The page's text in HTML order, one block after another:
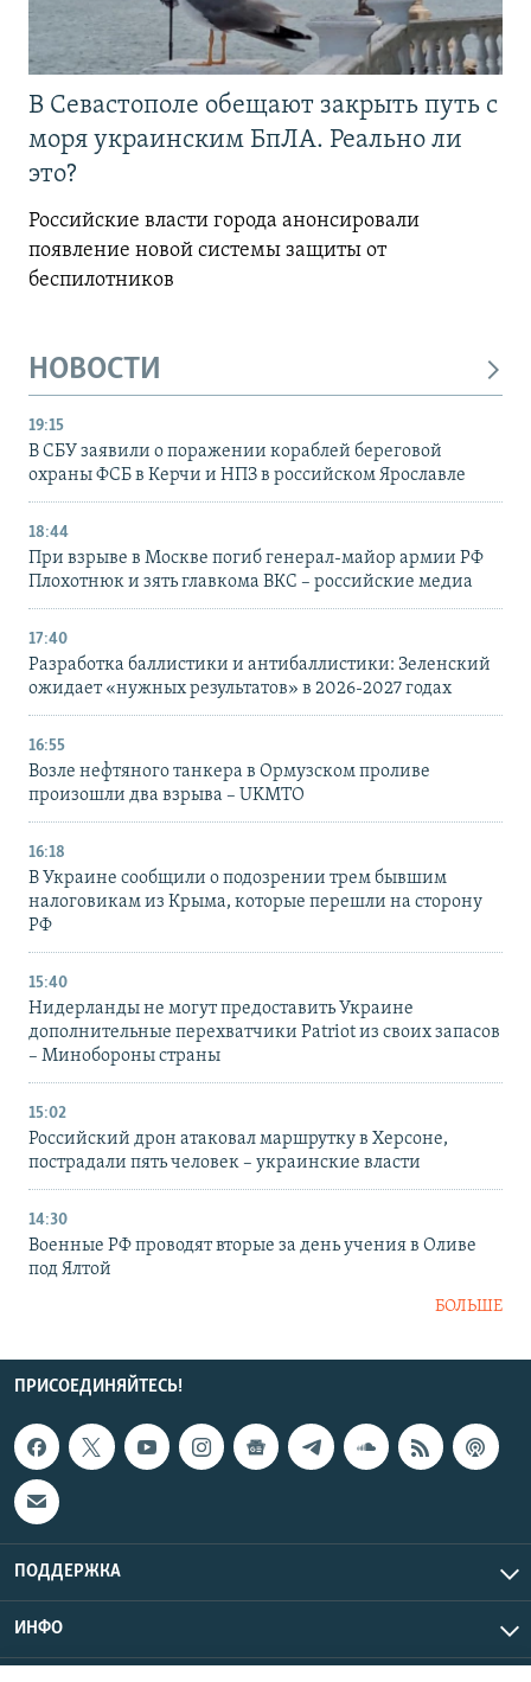
В Севастополе обещают закрыть путь с
моря украинским БпЛА. Реально ли
это?
Российские власти города анонсировали
появление новой системы защиты от
беспилотников
НОВОСТИ
19:15
В СБУ заявили о поражении кораблей береговой
охраны ФСБ в Керчи и НПЗ в российском Ярославле
18:44
При взрыве в Москве погиб генерал-майор армии РФ
Плохотнюк и зять главкома ВКС – российские медиа
17:40
Разработка баллистики и антибаллистики: Зеленский
ожидает «нужных результатов» в 2026-2027 годах
16:55
Возле нефтяного танкера в Ормузском проливе
произошли два взрыва – UKMTO
16:18
В Украине сообщили о подозрении трем бывшим
налоговикам из Крыма, которые перешли на сторону
РФ
15:40
Нидерланды не могут предоставить Украине
дополнительные перехватчики Patriot из своих запасов
– Минобороны страны
15:02
Российский дрон атаковал маршрутку в Херсоне,
пострадали пять человек – украинские власти
14:30
Военные РФ проводят вторые за день учения в Оливе
под Ялтой
БОЛЬШЕ
ПРИСОЕДИНЯЙТЕСЬ!
ПОДДЕРЖКА
ИНФО